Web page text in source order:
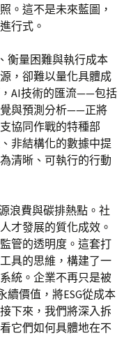
。這不是未來藍圖，
行式。
衡量困難與執行成本
，卻難以量化具體成
AI技術的匯流——包括
與預測分析——正將
協同作戰的特種部
非結構化的數據中提
清晰、可執行的行動
浪費與碳排熱點。社
才發展的質化成效。
管的透明度。這套打
具的思維，構建了一
統。企業不再只是被
續價值，將ESG從成本
下來，我們將深入拆
它們如何具體地在不